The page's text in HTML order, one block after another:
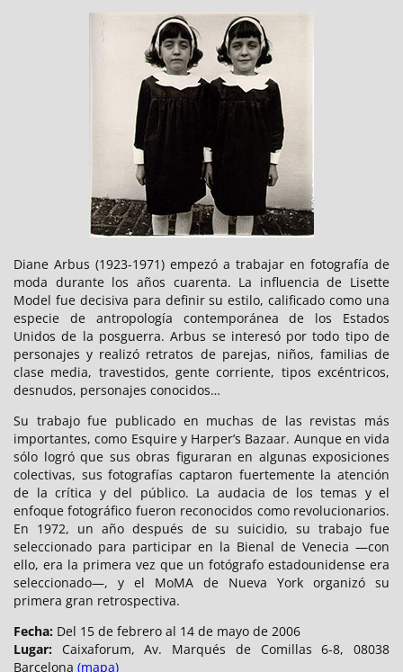
Diane Arbus (1923-1971) empezó a trabajar en fotografía de
moda durante los años cuarenta. La influencia de Lisette
Model fue decisiva para definir su estilo, calificado como una
especie de antropología contemporánea de los Estados
Unidos de la posguerra. Arbus se interesó por todo tipo de
personajes y realizó retratos de parejas, niños, familias de
clase media, travestidos, gente corriente, tipos excéntricos,
desnudos, personajes conocidos…
Su trabajo fue publicado en muchas de las revistas más
importantes, como Esquire y Harper’s Bazaar. Aunque en vida
sólo logró que sus obras figuraran en algunas exposiciones
colectivas, sus fotografías captaron fuertemente la atención
de la crítica y del público. La audacia de los temas y el
enfoque fotográfico fueron reconocidos como revolucionarios.
En 1972, un año después de su suicidio, su trabajo fue
seleccionado para participar en la Bienal de Venecia —con
ello, era la primera vez que un fotógrafo estadounidense era
seleccionado—, y el MoMA de Nueva York organizó su
primera gran retrospectiva.
Fecha: Del 15 de febrero al 14 de mayo de 2006
Lugar: Caixaforum, Av. Marqués de Comillas 6-8, 08038
Barcelona (mapa)